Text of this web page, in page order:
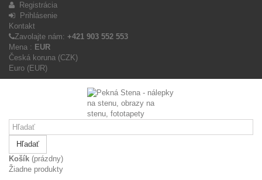
Registrácia
Prihlásenie
Kontakt
Zavolajte nám: +421 903 552 553
Mena : EUR
Česká koruna (CZK)
Euro (EUR)
Hľadať
Košík (prázdny)
Žiadne produkty